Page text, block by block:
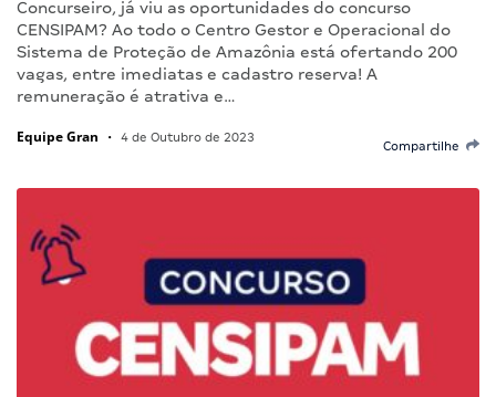
Concurseiro, já viu as oportunidades do concurso
CENSIPAM? Ao todo o Centro Gestor e Operacional do
Sistema de Proteção de Amazônia está ofertando 200
vagas, entre imediatas e cadastro reserva! A
remuneração é atrativa e…
Equipe Gran • 4 de Outubro de 2023
Compartilhe